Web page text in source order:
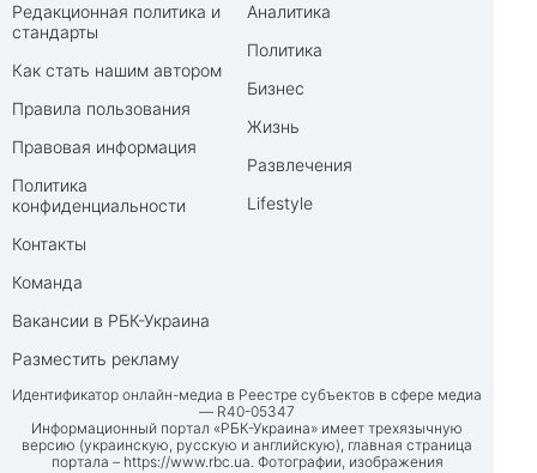
Редакционная политика и
стандарты
Как стать нашим автором
Правила пользования
Правовая информация
Политика
конфиденциальности
Контакты
Команда
Вакансии в РБК-Украина
Разместить рекламу
Аналитика
Политика
Бизнес
Жизнь
Развлечения
Lifestyle
Идентификатор онлайн-медиа в Реестре субъектов в сфере медиа
— R40-05347
Информационный портал «РБК-Украина» имеет трехязычную
версию (украинскую, русскую и английскую), главная страница
портала – https://www.rbc.ua. Фотографии, изображения